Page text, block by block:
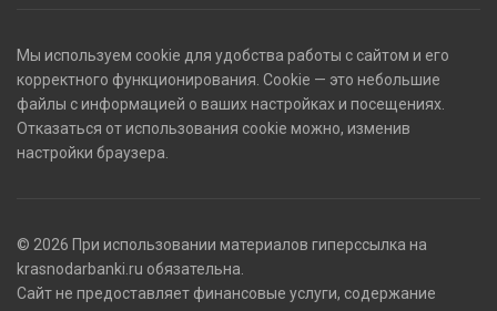
Мы используем cookie для удобства работы с сайтом и его
корректного функционирования. Cookie — это небольшие
файлы с информацией о ваших настройках и посещениях.
Отказаться от использования cookie можно, изменив
настройки браузера.
© 2026 При использовании материалов гиперссылка на
krasnodarbanki.ru обязательна.
Сайт не предоставляет финансовые услуги, содержание